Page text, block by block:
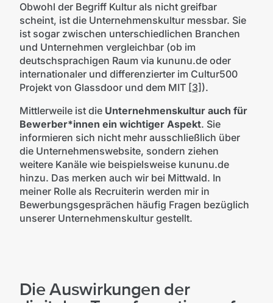
Obwohl der Begriff Kultur als nicht greifbar
scheint, ist die Unternehmenskultur messbar. Sie
ist sogar zwischen unterschiedlichen Branchen
und Unternehmen vergleichbar (ob im
deutschsprachigen Raum via kununu.de oder
internationaler und differenzierter im Cultur500
Projekt von Glassdoor und dem MIT [3] ).
Mittlerweile ist die Unternehmenskultur auch für
Bewerber*innen ein wichtiger Aspekt. Sie
informieren sich nicht mehr ausschließlich über
die Unternehmenswebsite, sondern ziehen
weitere Kanäle wie beispielsweise kununu.de
hinzu. Das merken auch wir bei Mittwald. In
meiner Rolle als Recruiterin werden mir in
Bewerbungsgesprächen häufig Fragen bezüglich
unserer Unternehmenskultur gestellt.
Die Auswirkungen der